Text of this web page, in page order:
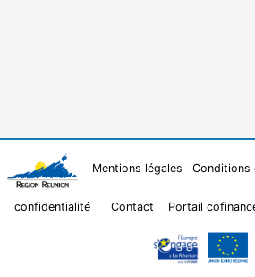
Mentions légales Conditions
confidentialité Contact Portail